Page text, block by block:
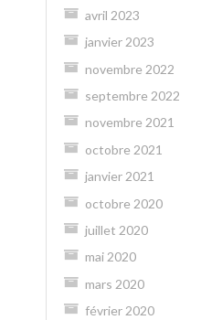
avril 2023
janvier 2023
novembre 2022
septembre 2022
novembre 2021
octobre 2021
janvier 2021
octobre 2020
juillet 2020
mai 2020
mars 2020
février 2020